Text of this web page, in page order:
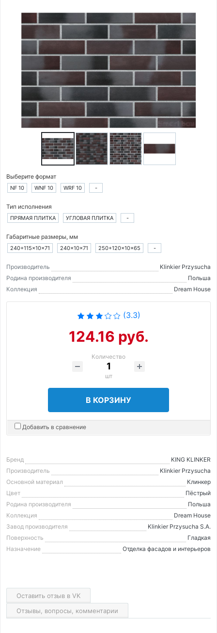
Выберите формат
NF 10 WNF 10 WRF 10 -
Тип исполнения
ПРЯМАЯ ПЛИТКА УГЛОВАЯ ПЛИТКА -
Габаритные размеры, мм
240+115×10×71 240×10×71 250+120×10×65 -
Производитель
Klinkier Przysucha
Родина производителя
Польша
Коллекция
Dream House
(3.3)
124.16 руб.
Количество
шт
В КОРЗИНУ
Добавить в сравнение
Бренд
KING KLINKER
Производитель
Klinkier Przysucha
Основной материал
Клинкер
Цвет
Пёстрый
Родина производителя
Польша
Коллекция
Dream House
Завод производителя
Klinkier Przysucha S.A.
Поверхность
Гладкая
Назначение
Отделка фасадов и интерьеров
Оставить отзыв в VK
Отзывы, вопросы, комментарии